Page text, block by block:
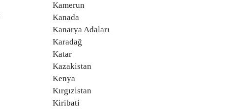
Kamerun
Kanada
Kanarya Adaları
Karadağ
Katar
Kazakistan
Kenya
Kırgızistan
Kiribati